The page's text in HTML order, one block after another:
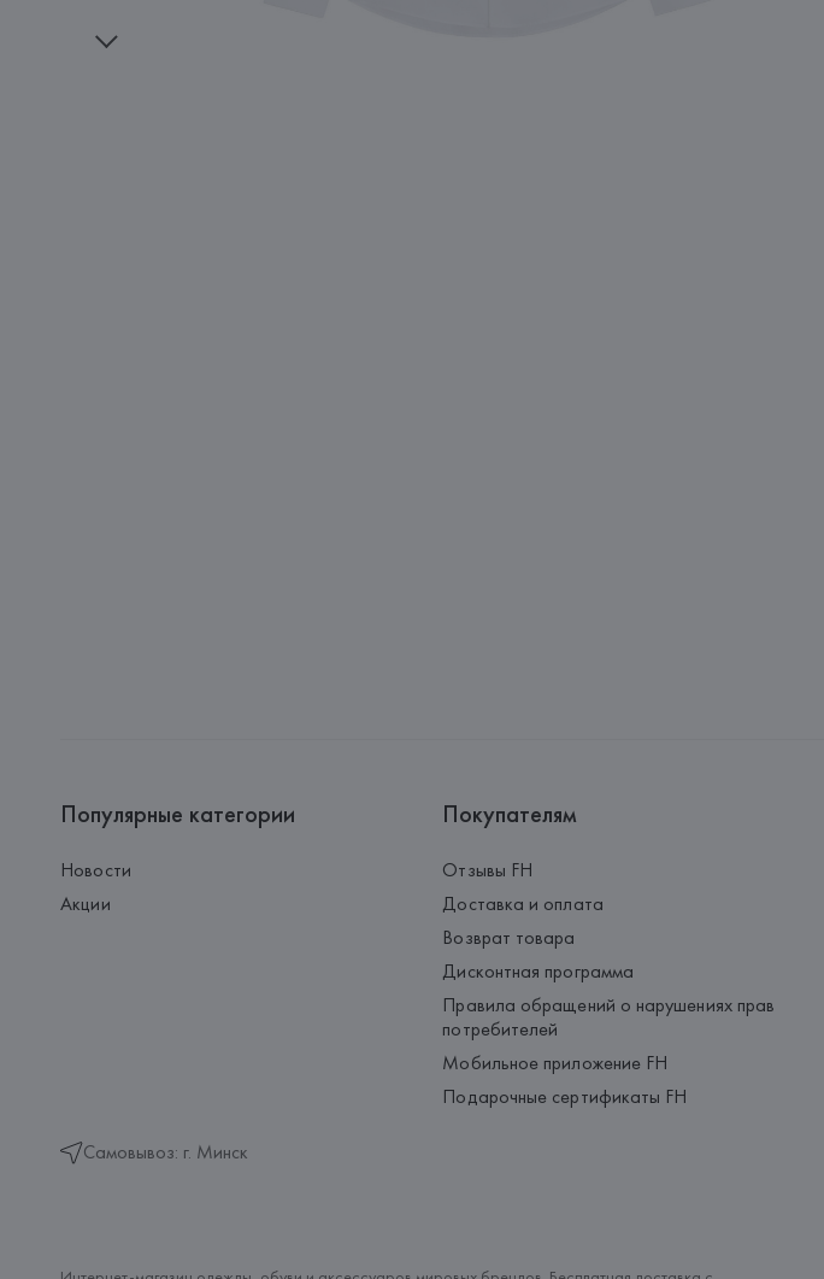
Популярные категории
Новости
Акции
Самовывоз: г. Минск
Покупателям
Отзывы FH
Доставка и оплата
Возврат товара
Дисконтная программа
Правила обращений о нарушениях прав
потребителей
Мобильное приложение FH
Подарочные сертификаты FH